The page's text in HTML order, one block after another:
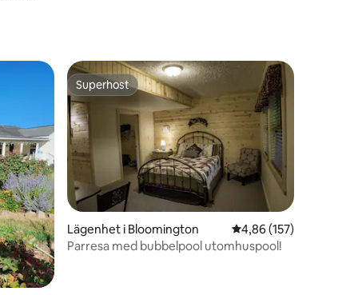
Superhost
Superhost
Lägenhet i Bloomington 4,86 av 5 i
4,86 (157)
Parresa med bubbelpool utomhuspool!